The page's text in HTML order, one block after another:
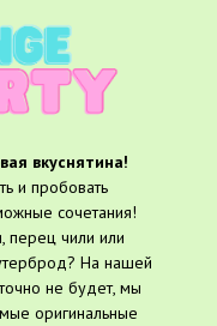
вкуснятина!
и пробовать
сочетания!
перец чили или
На нашей
не будет, мы
оригинальные